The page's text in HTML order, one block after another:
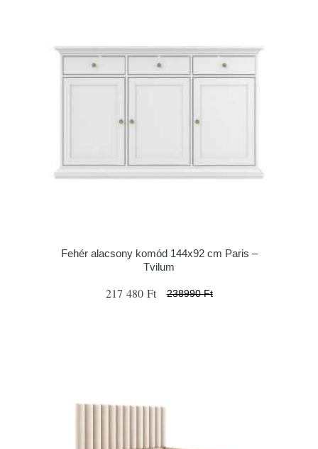
Fehér alacsony komód 144x92 cm Paris –
Tvilum
217 480 Ft 238990 Ft